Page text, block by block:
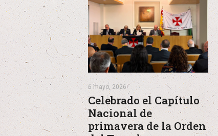
6 mayo, 2026
Celebrado el Capítulo
Nacional de
primavera de la Orden